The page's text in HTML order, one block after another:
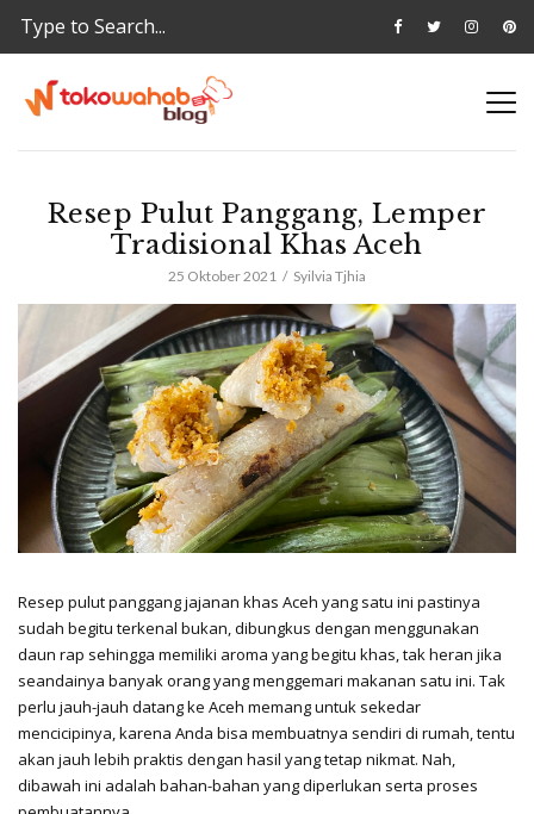
Resep Pulut Panggang, Lemper
Tradisional Khas Aceh
25 Oktober 2021 Syilvia Tjhia
Resep pulut panggang jajanan khas Aceh yang satu ini pastinya
sudah begitu terkenal bukan, dibungkus dengan menggunakan
daun rap sehingga memiliki aroma yang begitu khas, tak heran jika
seandainya banyak orang yang menggemari makanan satu ini. Tak
perlu jauh-jauh datang ke Aceh memang untuk sekedar
mencicipinya, karena Anda bisa membuatnya sendiri di rumah, tentu
akan jauh lebih praktis dengan hasil yang tetap nikmat. Nah,
dibawah ini adalah bahan-bahan yang diperlukan serta proses